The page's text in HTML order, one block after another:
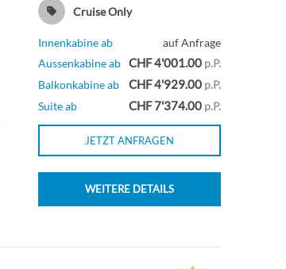
Cruise Only
Innenkabine ab
auf Anfrage
Aussenkabine ab CHF 4'001.00 p.P.
Balkonkabine ab
CHF 4'929.00 p.P.
Suite ab
CHF 7'374.00 p.P.
JETZT ANFRAGEN
WEITERE DETAILS